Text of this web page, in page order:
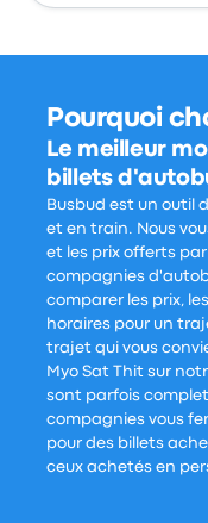
Pourquoi
Le meilleur
billets
Busbud est un outil
et en train. Nous
et les prix offerts
compagnies
comparer les prix,
horaires pour un
trajet qui vous
Myo Sat Thit sur
sont parfois
compagnies vous
pour des billets
ceux achetés en